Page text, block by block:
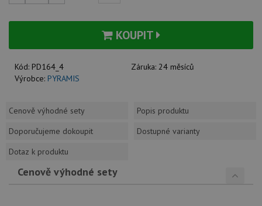
KOUPIT
Kód: PD164_4 Záruka: 24 měsíců
Výrobce: PYRAMIS
Cenově výhodné sety
Popis produktu
Doporučujeme dokoupit
Dostupné varianty
Dotaz k produktu
Cenově výhodné sety